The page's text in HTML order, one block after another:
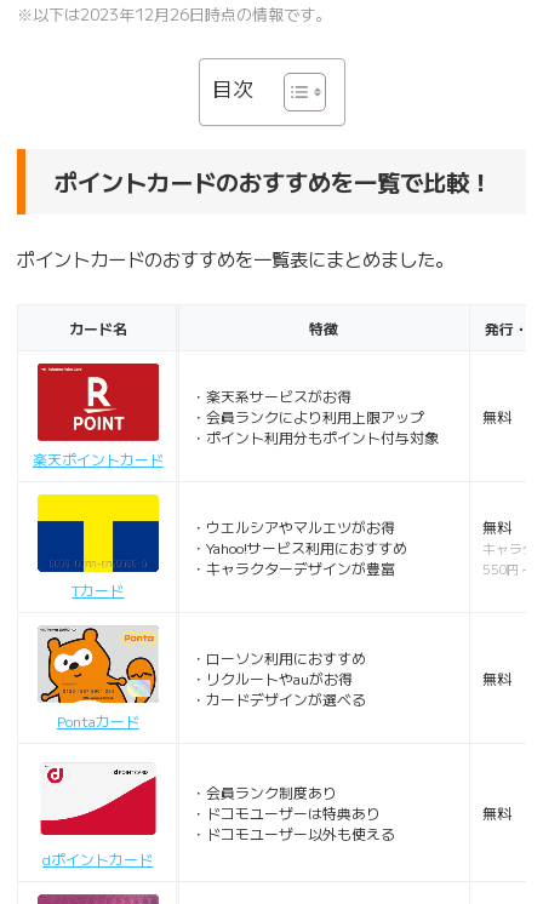
※以下は2023年12月26日時点の情報です。
目次
ポイントカードのおすすめを一覧で比較！
ポイントカードのおすすめを一覧表にまとめました。
カード名 特徴 発行・
楽天ポイントカード
・楽天系サービスがお得
・会員ランクにより利用上限アップ
・ポイント利用分もポイント付与対象
無料
Tカード
・ウエルシアやマルエツがお得
・Yahoo!サービス利用におすすめ
・キャラクターデザインが豊富
無料
キャラク
550円～
Pontaカード
・ローソン利用におすすめ
・リクルートやauがお得
・カードデザインが選べる
無料
dポイントカード
・会員ランク制度あり
・ドコモユーザーは特典あり
・ドコモユーザー以外も使える
無料